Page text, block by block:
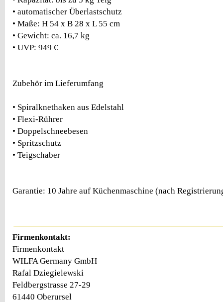
• automatischer Überlastschutz
• Maße: H 54 x B 28 x L 55 cm
• Gewicht: ca. 16,7 kg
• UVP: 949 €
Zubehör im Lieferumfang
• Spiralknethaken aus Edelstahl
• Flexi-Rührer
• Doppelschneebesen
• Spritzschutz
• Teigschaber
Garantie: 10 Jahre auf Küchenmaschine (nach
Firmenkontakt:
Firmenkontakt
WILFA Germany GmbH
Rafal Dziegielewski
Feldbergstrasse 27-29
61440 Oberursel